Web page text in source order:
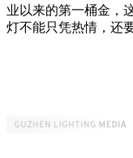
业以来的第一桶金，
灯不能只凭热情，还